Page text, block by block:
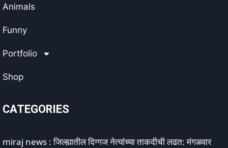
Animals
Funny
Portfolio
Shop
CATEGORIES
miraj news : जिल्ह्यातील दिग्गज नेत्यांच्या ताकदीची लढत: मंगळवार